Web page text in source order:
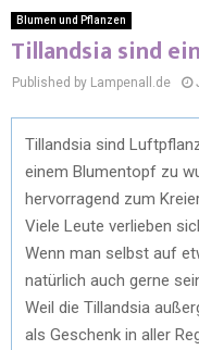
Blumen und Pflanzen
Tillandsia sind
Published by Lampenall.de
Tillandsia sind
einem Blumentopf zu
hervorragend zum
Viele Leute verlieben
Wenn man selbst auf
natürlich auch gerne
Weil die Tillandsia
als Geschenk in aller